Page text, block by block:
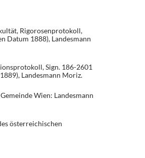
Rigorosenprotokoll,
Datum 1888), Landesmann
Sign. 186-2601
Landesmann Moriz.
Wien: Landesmann
österreichischen